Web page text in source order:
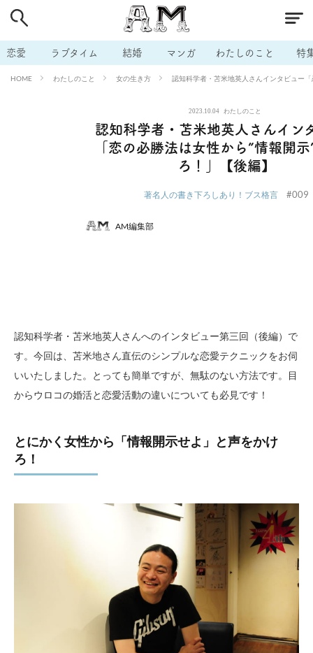
恋愛 ラブタイム 結婚 マンガ わたしのこと 特
HOME わたしのこと 女の生き方 認知科学者・苫米地英人さんインタビュー
2023.10.04 わたしのこと
認知科学者・苫米地英人さんイン
「恋の必勝法は女性から”情報開
ろ！」【後編】
著名人の書き下ろしあり！ブス格言 #009
AM編集部
認知科学者・苫米地英人さんへのインタビュー第三回（後編）で
す。今回は、苫米地さん直伝のシンプルな恋愛テクニックをお伺
いいたしました。とっても簡単ですが、無駄のない方法です。目
からウロコの婚活と恋愛活動の違いについても必見です！
とにかく女性から「情報開示せよ」と声をかけ
ろ！
# 男の本音 # セフレ # 不倫
# 出会う方法 # マッチングアプリ # ラブグッズ # 体の相